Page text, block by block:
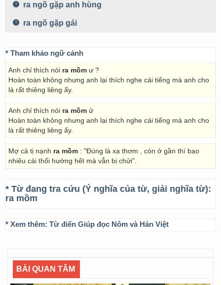
ra ngõ gặp anh hùng
ra ngõ gặp gái
* Tham khảo ngữ cảnh
Anh chỉ thích nói ra mồm ư ?
Hoàn toàn không nhưng anh lại thích nghe cái tiếng mà anh cho
là rất thiêng liêng ấy.
Anh chỉ thích nói ra mồm ử
Hoàn toàn không nhưng anh lại thích nghe cái tiếng mà anh cho
là rất thiêng liêng ấy.
Mợ cả tị nạnh ra mồm : "Ðúng là xa thơm , còn ở gần thì bao
nhiêu cái thối hưởng hết mà vẫn bị chửi".
* Từ đang tra cứu (Ý nghĩa của từ, giải nghĩa từ):
ra mồm
* Xem thêm: Từ điển Giúp đọc Nôm và Hán Việt
BÀI QUAN TÂM